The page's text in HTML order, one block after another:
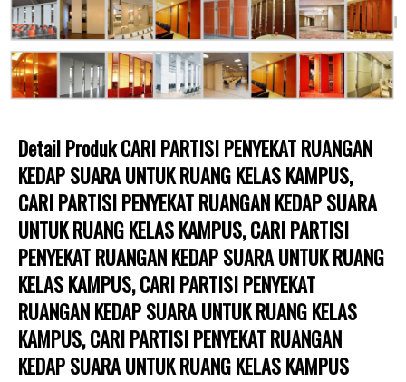
Detail Produk CARI PARTISI PENYEKAT RUANGAN
KEDAP SUARA UNTUK RUANG KELAS KAMPUS,
CARI PARTISI PENYEKAT RUANGAN KEDAP SUARA
UNTUK RUANG KELAS KAMPUS, CARI PARTISI
PENYEKAT RUANGAN KEDAP SUARA UNTUK RUANG
KELAS KAMPUS, CARI PARTISI PENYEKAT
RUANGAN KEDAP SUARA UNTUK RUANG KELAS
KAMPUS, CARI PARTISI PENYEKAT RUANGAN
KEDAP SUARA UNTUK RUANG KELAS KAMPUS